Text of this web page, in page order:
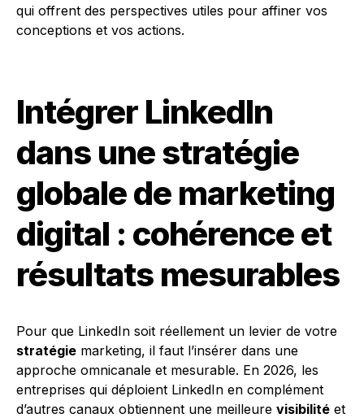
qui offrent des perspectives utiles pour affiner vos
conceptions et vos actions.
Intégrer LinkedIn
dans une stratégie
globale de marketing
digital : cohérence et
résultats mesurables
Pour que LinkedIn soit réellement un levier de votre
stratégie marketing, il faut l’insérer dans une
approche omnicanale et mesurable. En 2026, les
entreprises qui déploient LinkedIn en complément
d’autres canaux obtiennent une meilleure visibilité et